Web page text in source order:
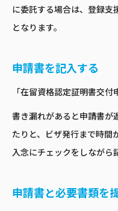
に委託する場合は、登録支
となります。
申請書を記入する
「在留資格認定証明書交付
書き漏れがあると申請書が
たりと、ビザ発行まで時間
入念にチェックをしながら
申請書と必要書類を